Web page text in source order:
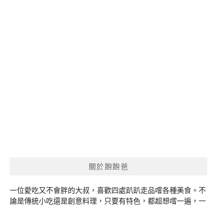
關於飽飽爸
一位愛吃又不會胖的大叔，喜歡四處趴趴走品嚐各種美食。不
論是傳統小吃還是創意料理，只要有特色，都超想嚐一遍，一